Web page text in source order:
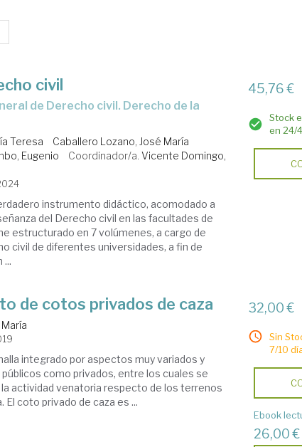
civil
Teresa
Caballero Lozano, José María
Eugenio Coordinador/a.Vicente Domingo,
instrumento didáctico, acomodado a
del Derecho civil en las facultades de
estructurado en 7 volúmenes, a cargo de
civil de diferentes universidades, a fin de
...
45,76 €
Stock
en 24/
de cotos privados de caza
integrado por aspectos muy variados y
como privados, entre los cuales se
la actividad venatoria respecto de los terrenos
El coto privado de caza es ...
32,00 €
Sin
7/10
Ebook
26,00 €